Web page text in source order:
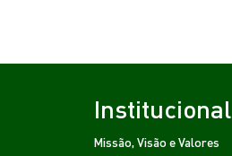
Institucional
Missão, Visão e Valores